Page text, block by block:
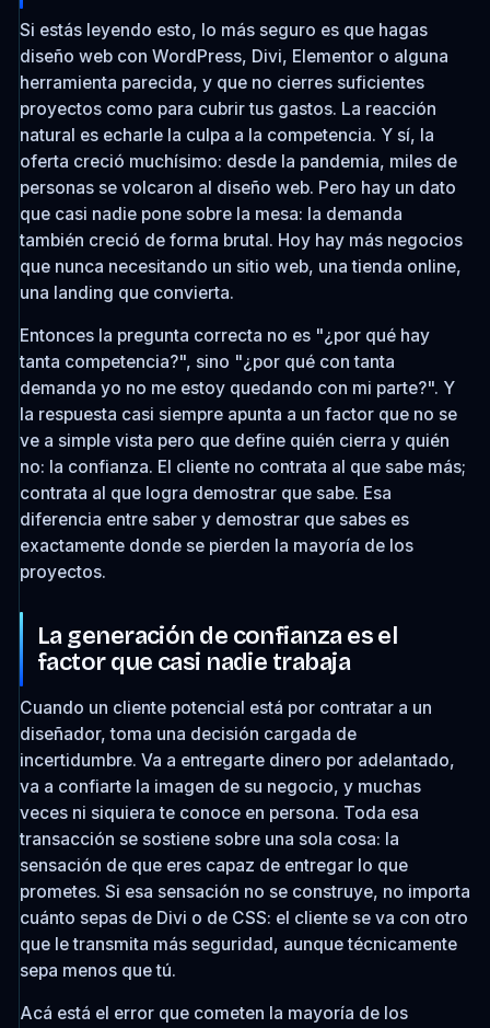
Si estás leyendo esto, lo más seguro es que hagas
diseño web con WordPress, Divi, Elementor o alguna
herramienta parecida, y que no cierres suficientes
proyectos como para cubrir tus gastos. La reacción
natural es echarle la culpa a la competencia. Y sí, la
oferta creció muchísimo: desde la pandemia, miles de
personas se volcaron al diseño web. Pero hay un dato
que casi nadie pone sobre la mesa: la demanda
también creció de forma brutal. Hoy hay más negocios
que nunca necesitando un sitio web, una tienda online,
una landing que convierta.
Entonces la pregunta correcta no es "¿por qué hay
tanta competencia?", sino "¿por qué con tanta
demanda yo no me estoy quedando con mi parte?". Y
la respuesta casi siempre apunta a un factor que no se
ve a simple vista pero que define quién cierra y quién
no: la confianza. El cliente no contrata al que sabe más;
contrata al que logra demostrar que sabe. Esa
diferencia entre saber y demostrar que sabes es
exactamente donde se pierden la mayoría de los
proyectos.
La generación de confianza es el
factor que casi nadie trabaja
Cuando un cliente potencial está por contratar a un
diseñador, toma una decisión cargada de
incertidumbre. Va a entregarte dinero por adelantado,
va a confiarte la imagen de su negocio, y muchas
veces ni siquiera te conoce en persona. Toda esa
transacción se sostiene sobre una sola cosa: la
sensación de que eres capaz de entregar lo que
prometes. Si esa sensación no se construye, no importa
cuánto sepas de Divi o de CSS: el cliente se va con otro
que le transmita más seguridad, aunque técnicamente
sepa menos que tú.
Acá está el error que cometen la mayoría de los